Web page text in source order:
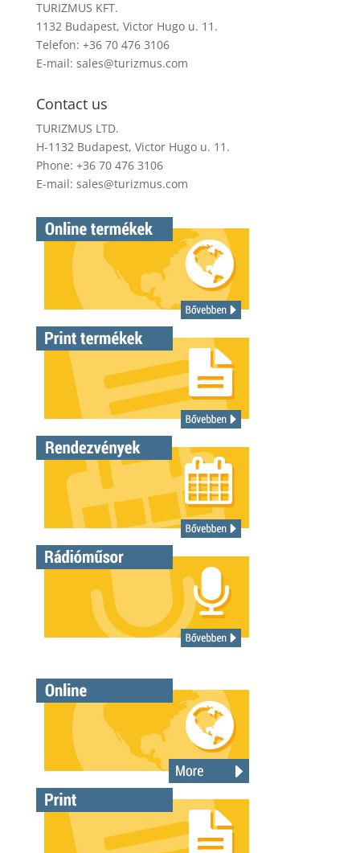
TURIZMUS KFT.
1132 Budapest, Victor Hugo u. 11.
Telefon: +36 70 476 3106
E-mail: sales@turizmus.com
Contact us
TURIZMUS LTD.
H-1132 Budapest, Victor Hugo u. 11.
Phone: +36 70 476 3106
E-mail: sales@turizmus.com